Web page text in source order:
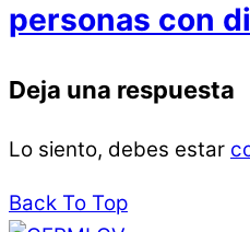
personas con
Deja una respuesta
Lo siento, debes estar
Back To Top